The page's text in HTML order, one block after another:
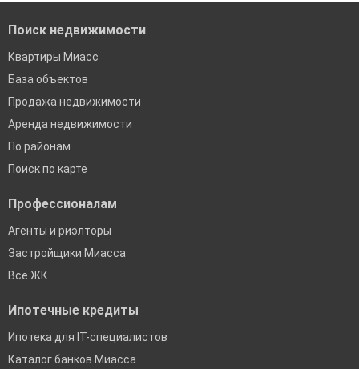
Поиск недвижимости
Квартиры Миасс
База объектов
Продажа недвижимости
Аренда недвижимости
По районам
Поиск по карте
Профессионалам
Агенты и риэлторы
Застройщики Миасса
Все ЖК
Ипотечные кредиты
Ипотека для IT-специалистов
Каталог банков Миасса